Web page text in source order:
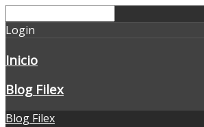
Login
Inicio
Blog Filex
Blog Filex